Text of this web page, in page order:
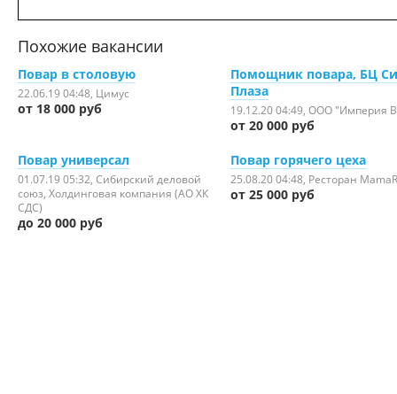
Похожие вакансии
Повар в столовую
22.06.19 04:48 , Цимус
от 18 000 руб
Помощник повара, БЦ
Плаза
19.12.20 04:49 , ООО "Империя
от 20 000 руб
Повар универсал
01.07.19 05:32 , Сибирский деловой
союз, Холдинговая компания (АО ХК
СДС)
до 20 000 руб
Повар горячего цеха
25.08.20 04:48 , Ресторан
от 25 000 руб